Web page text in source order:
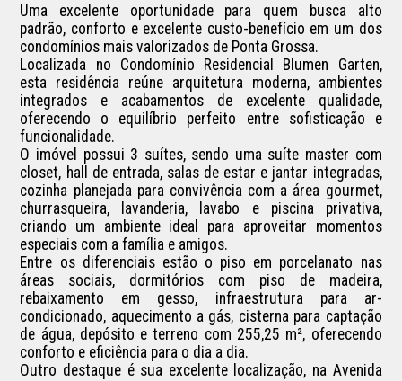
Uma excelente oportunidade para quem busca alto
padrão, conforto e excelente custo-benefício em um dos
condomínios mais valorizados de Ponta Grossa.
Localizada no Condomínio Residencial Blumen Garten,
esta residência reúne arquitetura moderna, ambientes
integrados e acabamentos de excelente qualidade,
oferecendo o equilíbrio perfeito entre sofisticação e
funcionalidade.
O imóvel possui 3 suítes, sendo uma suíte master com
closet, hall de entrada, salas de estar e jantar integradas,
cozinha planejada para convivência com a área gourmet,
churrasqueira, lavanderia, lavabo e piscina privativa,
criando um ambiente ideal para aproveitar momentos
especiais com a família e amigos.
Entre os diferenciais estão o piso em porcelanato nas
áreas sociais, dormitórios com piso de madeira,
rebaixamento em gesso, infraestrutura para ar-
condicionado, aquecimento a gás, cisterna para captação
de água, depósito e terreno com 255,25 m², oferecendo
conforto e eficiência para o dia a dia.
Outro destaque é sua excelente localização, na Avenida